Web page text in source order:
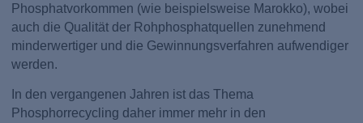
Phosphatvorkommen (wie beispielsweise Marokko), wobei
auch die Qualität der Rohphosphatquellen zunehmend
minderwertiger und die Gewinnungsverfahren aufwendiger
werden.
In den vergangenen Jahren ist das Thema
Phosphorrecycling daher immer mehr in den